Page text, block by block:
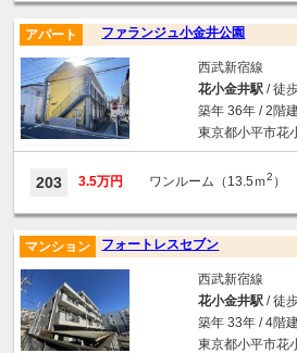
ファランジュ小金井公園
アパート
西武新宿線
花小金井駅/ 徒
築年 36年 / 2階
東京都小平市花
203 3.5万円 ワンルーム（13.5ｍ2 ）
フォートレスセブン
マンション
西武新宿線
花小金井駅/ 徒
築年 33年 / 4階
東京都小平市花